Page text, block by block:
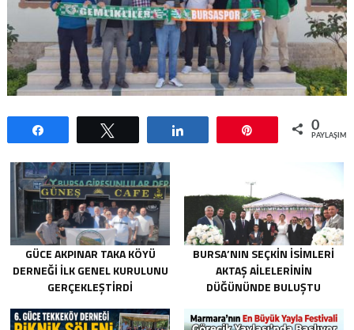
0
GÜCE AKPINAR TAKA KÖYÜ
DERNEĞI İLK GENEL KURULUNU
GERÇEKLEŞTIRDI
BURSA’NIN SEÇKIN İSIMLERI
AKTAŞ AILELERININ
DÜĞÜNÜNDE BULUŞTU